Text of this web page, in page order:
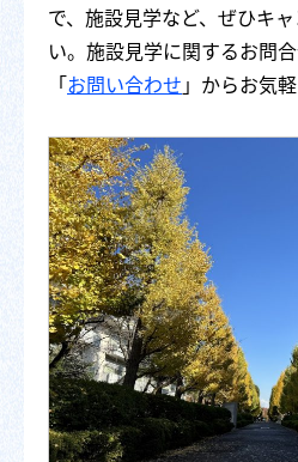
で、施設見学など、ぜひキ
い。施設見学に関するお問
「お問い合わせ 」からお気